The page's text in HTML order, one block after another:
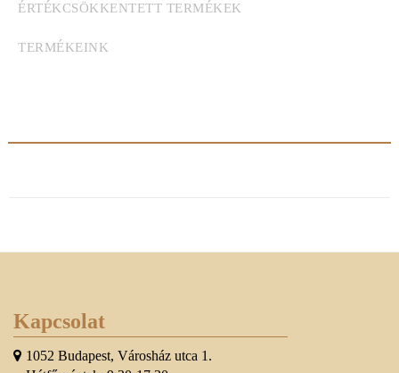
ÉRTÉKCSÖKKENTETT TERMÉKEK
TERMÉKEINK
Kapcsolat
1052 Budapest, Városház utca 1.